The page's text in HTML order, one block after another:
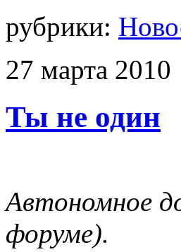
рубрики:
27 марта 2010
Ты не один
Автономное
форуме).